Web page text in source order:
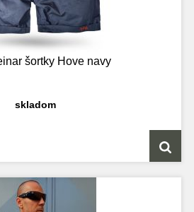
šortky Hove navy
skladom